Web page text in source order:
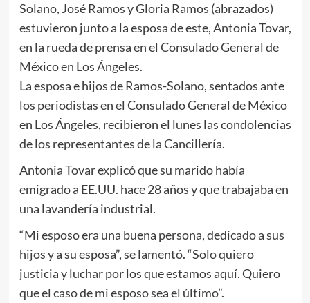
Solano, José Ramos y Gloria Ramos (abrazados)
estuvieron junto a la esposa de este, Antonia Tovar,
en la rueda de prensa en el Consulado General de
México en Los Ángeles.
La esposa e hijos de Ramos-Solano, sentados ante
los periodistas en el Consulado General de México
en Los Ángeles, recibieron el lunes las condolencias
de los representantes de la Cancillería.
Antonia Tovar explicó que su marido había
emigrado a EE.UU. hace 28 años y que trabajaba en
una lavandería industrial.
“Mi esposo era una buena persona, dedicado a sus
hijos y a su esposa”, se lamentó. “Solo quiero
justicia y luchar por los que estamos aquí. Quiero
que el caso de mi esposo sea el último”.